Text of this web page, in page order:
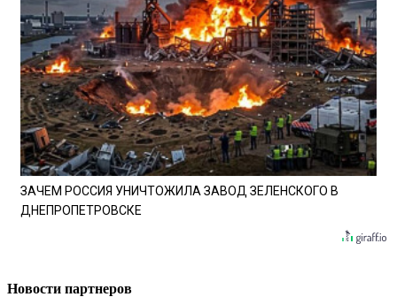
ЗАЧЕМ РОССИЯ УНИЧТОЖИЛА ЗАВОД ЗЕЛЕНСКОГО В
ДНЕПРОПЕТРОВСКЕ
Новости партнеров